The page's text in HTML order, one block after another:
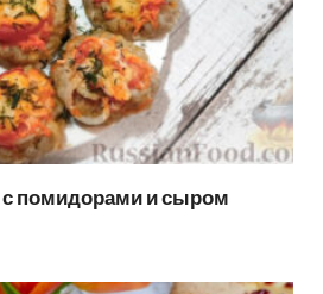
помидорами и сыром